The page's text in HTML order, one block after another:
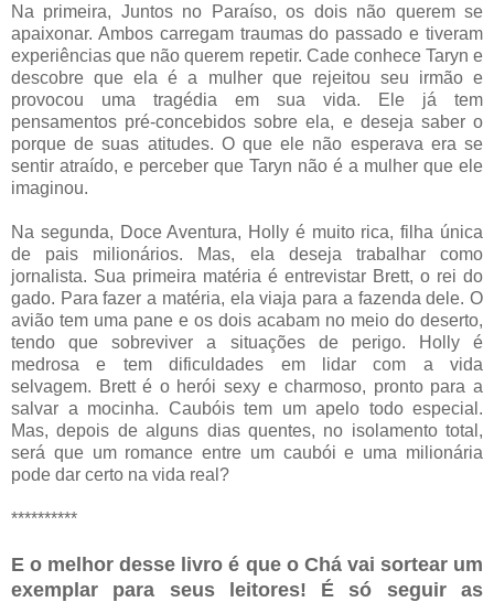
Na primeira, Juntos no Paraíso, os dois não querem se
apaixonar. Ambos carregam traumas do passado e tiveram
experiências que não querem repetir. Cade conhece Taryn e
descobre que ela é a mulher que rejeitou seu irmão e
provocou uma tragédia em sua vida. Ele já tem
pensamentos pré-concebidos sobre ela, e deseja saber o
porque de suas atitudes. O que ele não esperava era se
sentir atraído, e perceber que Taryn não é a mulher que ele
imaginou.
Na segunda, Doce Aventura, Holly é muito rica, filha única
de pais milionários. Mas, ela deseja trabalhar como
jornalista. Sua primeira matéria é entrevistar Brett, o rei do
gado. Para fazer a matéria, ela viaja para a fazenda dele. O
avião tem uma pane e os dois acabam no meio do deserto,
tendo que sobreviver a situações de perigo. Holly é
medrosa e tem dificuldades em lidar com a vida
selvagem. Brett é o herói sexy e charmoso, pronto para a
salvar a mocinha. Caubóis tem um apelo todo especial.
Mas, depois de alguns dias quentes, no isolamento total,
será que um romance entre um caubói e uma milionária
pode dar certo na vida real?
**********
E o melhor desse livro é que o Chá vai sortear um
exemplar para seus leitores! É só seguir as